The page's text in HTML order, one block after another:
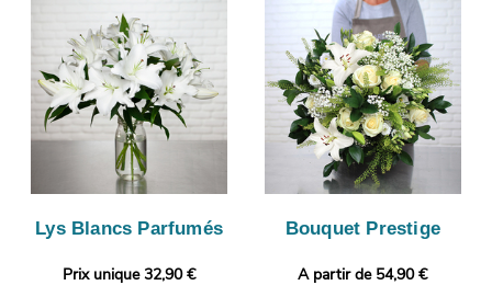
Lys Blancs Parfumés
Prix unique 32,90 €
Bouquet Prestige
A partir de 54,90 €